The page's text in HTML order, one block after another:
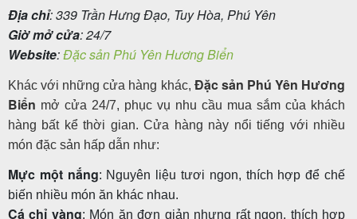
Địa chỉ: 339 Trần Hưng Đạo, Tuy Hòa, Phú Yên
Giờ mở cửa: 24/7
Website:Đặc sản Phú Yên Hương Biển
Khác với những cửa hàng khác, Đặc sản Phú Yên Hương
Biển mở cửa 24/7, phục vụ nhu cầu mua sắm của khách
hàng bất kể thời gian. Cửa hàng này nổi tiếng với nhiều
món đặc sản hấp dẫn như:
Mực một nắng: Nguyên liệu tươi ngon, thích hợp để chế
biến nhiều món ăn khác nhau.
Cá chỉ vàng: Món ăn đơn giản nhưng rất ngon, thích hợp